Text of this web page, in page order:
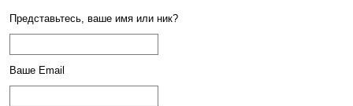
Представьтесь, ваше имя или ник?
Ваше Email